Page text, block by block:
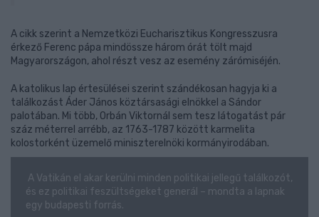
A cikk szerint a Nemzetközi Eucharisztikus Kongresszusra
érkező Ferenc pápa mindössze három órát tölt majd
Magyarországon, ahol részt vesz az esemény zárómiséjén.
A katolikus lap értesülései szerint szándékosan hagyja ki a
találkozást Áder János köztársasági elnökkel a Sándor
palotában. Mi több, Orbán Viktornál sem tesz látogatást pár
száz méterrel arrébb, az 1763-1787 között karmelita
kolostorként üzemelő miniszterelnöki kormányirodában.
A Vatikán el akar kerülni minden politikai jellegű találkozót,
és ez politikai feszültségeket generál – mondta a lapnak
egy budapesti forrás.